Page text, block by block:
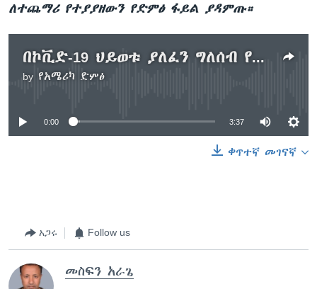
ለተጨማሪ የተያያዘውን የድምፅ ፋይል ያዳምጡ።
በኮቪድ-19 ህይወቱ ያለፈን ግለሰብ የቀብር ሥነ ስርዓት የታደሙ ወደ ለይቶ ማቆያ ገቡ
by የአሜሪካ ድምፅ
No media source currently available
0:00 3:37
ቀጥተኛ መገናኛ
አጋሩ Follow us
መስፍን አራጌ